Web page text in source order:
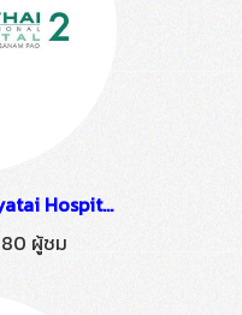
ระบบดิจิตอลทีวี "Phayatai Hospital 2 Snam Pao" ติดตั้งโดย HSTN
ผู้ชม